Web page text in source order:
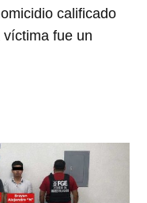
calificado
víctima fue un